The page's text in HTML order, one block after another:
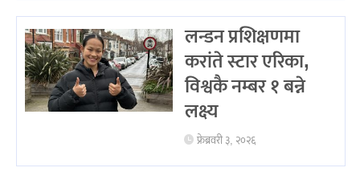
लन्डन प्रशिक्षणमा
करांते स्टार एरिका,
विश्वकै नम्बर १ बन्ने
लक्ष्य
फ्रेब्रवरी ३, २०२६